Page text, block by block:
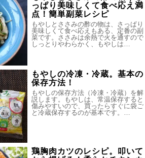
っぱり美味しくて食べ応え満
点！簡単副菜レシピ
もやしとささみの酢の物は、さっぱり
美味しくて食べ応えもある、定番の副
菜です。ささみは余熱で火を通すので
しっとりやわらかく、もやしは…
もやしの冷凍・冷蔵。基本の
保存方法！
もやしの保存方法（冷凍・冷蔵）を解
説します。もやしは、常温保存すると
傷みやすいので、買ったらすぐに袋ご
と冷蔵保存するのが基本です。…
鶏胸肉カツのレシピ。叩いて